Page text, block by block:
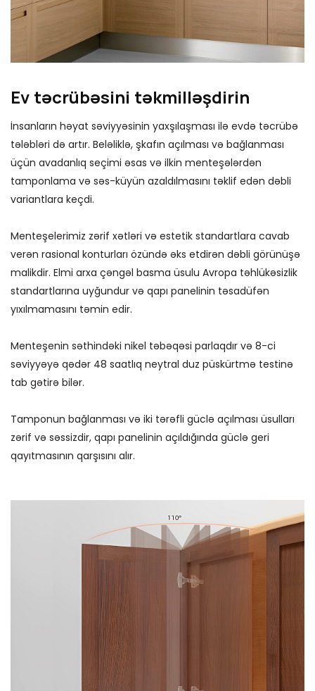
Ev təcrübəsini təkmilləşdirin
İnsanların həyat səviyyəsinin yaxşılaşması ilə evdə təcrübə
tələbləri də artır. Beləliklə, şkafın açılması və bağlanması
üçün avadanlıq seçimi əsas və ilkin menteşələrdən
tamponlama və səs-küyün azaldılmasını təklif edən dəbli
variantlara keçdi.
Menteşelerimiz zərif xətləri və estetik standartlara cavab
verən rasional konturları özündə əks etdirən dəbli görünüşə
malikdir. Elmi arxa çəngəl basma üsulu Avropa təhlükəsizlik
standartlarına uyğundur və qapı panelinin təsadüfən
yıxılmamasını təmin edir.
Menteşenin səthindəki nikel təbəqəsi parlaqdır və 8-ci
səviyyəyə qədər 48 saatlıq neytral duz püskürtmə testinə
tab gətirə bilər.
Tamponun bağlanması və iki tərəfli güclə açılması üsulları
zərif və səssizdir, qapı panelinin açıldığında güclə geri
qayıtmasının qarşısını alır.